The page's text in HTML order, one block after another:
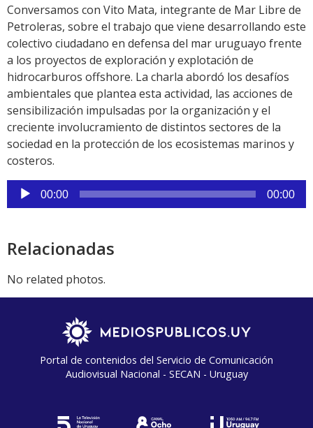
Link
Conversamos con Vito Mata, integrante de Mar Libre de
Petroleras, sobre el trabajo que viene desarrollando este
colectivo ciudadano en defensa del mar uruguayo frente
a los proyectos de exploración y explotación de
hidrocarburos offshore. La charla abordó los desafíos
ambientales que plantea esta actividad, las acciones de
sensibilización impulsadas por la organización y el
creciente involucramiento de distintos sectores de la
sociedad en la protección de los ecosistemas marinos y
costeros.
Reproductor
de
00:00 00:00
Relacionadas
No related photos.
Portal de contenidos del Servicio de Comunicación
Audiovisual Nacional - SECAN - Uruguay